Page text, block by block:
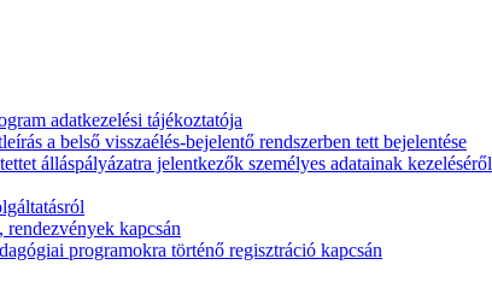
adatkezelési tájékoztatója
a belső visszaélés-bejelentő rendszerben tett bejelentése
álláspályázatra jelentkezők személyes adatainak kezeléséről
kapcsán
programokra történő regisztráció kapcsán